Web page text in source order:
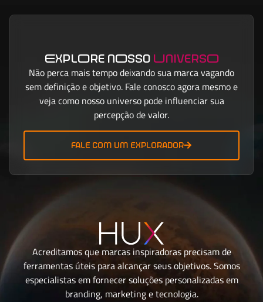
ExplOre nOsso UniversO
Não perca mais tempo deixando sua marca vagando
sem definição e objetivo. Fale conosco agora mesmo e
veja como nosso universo pode influenciar sua
percepção de valor.
fale com um explorador
Acreditamos que marcas inspiradoras precisam de
ferramentas úteis para alcançar seus objetivos. Somos
especialistas em fornecer soluções personalizadas em
branding, marketing e tecnologia.